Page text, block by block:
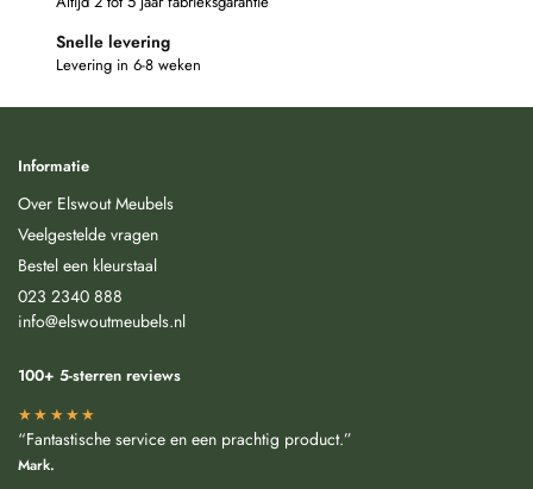
Snelle levering
Levering in 6-8 weken
Informatie
Over Elswout Meubels
Veelgestelde vragen
Bestel een kleurstaal
023 2340 888
info@elswoutmeubels.nl
100+ 5-sterren reviews
★★★★★
“Fantastische service en een prachtig product.”
Mark.